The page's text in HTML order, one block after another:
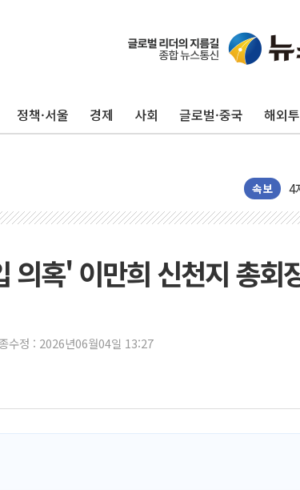
정책·서울 경제 사회 글로벌·중국 해외
속보
"
의혹' 이만희 신천지 총회
수정 : 2026년06월04일 13:27